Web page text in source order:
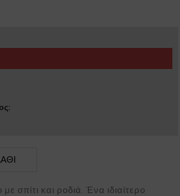
σπίτι και ροδιά. Ένα ιδιαίτερο